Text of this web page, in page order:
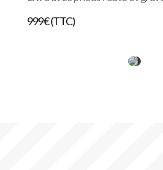
999€ (TTC)